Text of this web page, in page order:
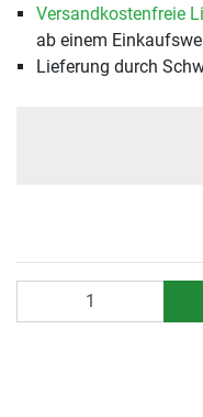
Versandkostenfreie
ab einem
Lieferung durch